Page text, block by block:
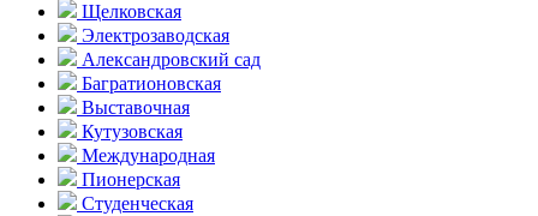
Щелковская
Электро­заводская
Александ­ровский сад
Багратионовская
Выставочная
Кутузовская
Международная
Пионерская
Студенческая